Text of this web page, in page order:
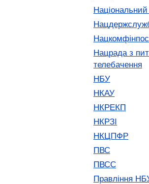
Нацрада з
телебачення
НБУ
НКАУ
НКРЕКП
НКРЗІ
НКЦПФР
ПВС
ПВСС
Правління